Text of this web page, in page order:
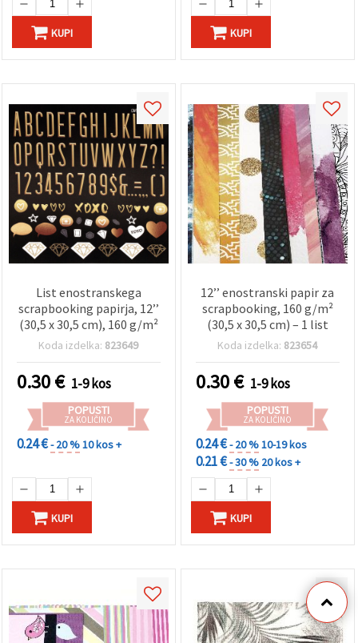
KUPI KUPI
List enostranskega
scrapbooking papirja, 12’’
(30,5 x 30,5 cm), 160 g/m²
Koda izdelka: 823649
0.30€ 1-9 kos
POPUSTI
ZA KOLIČINO
0.24 €- 20 %10 kos +
KUPI
12’’ enostranski papir za
scrapbooking, 160 g/m²
(30,5 x 30,5 cm) – 1 list
Koda izdelka: 823654
0.30€ 1-9 kos
POPUSTI
ZA KOLIČINO
0.24 €- 20 %10-19 kos
0.21 €- 30 % 20 kos +
KUPI